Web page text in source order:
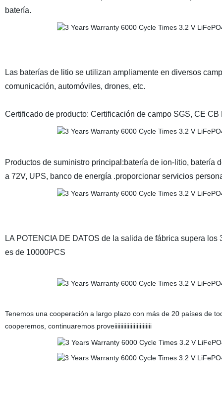
batería.
Las baterías de litio se utilizan ampliamente en diversos
comunicación, automóviles, drones, etc.
Certificado de producto: Certificación de campo SGS, CE CB
Productos de suministro principal:batería de ion-litio, batería
a 72V, UPS, banco de energía .proporcionar servicios
LA POTENCIA DE DATOS de la salida de fábrica supera
es de 10000PCS
Tenemos una cooperación a largo plazo con más de 20 países de
cooperemos, continuaremos proveiiiiiiiiiiiiiiiiiiiiiiiii